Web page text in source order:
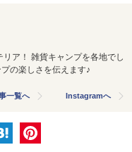
ア！ 雑貨キャンプを各地でし
の楽しさを伝えます♪
一覧へ Instagramへ